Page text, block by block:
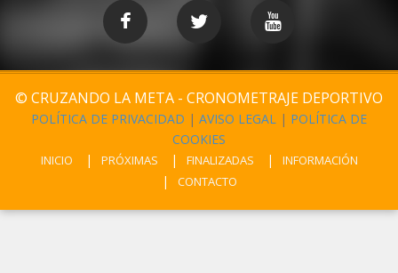
© CRUZANDO LA META - CRONOMETRAJE DEPORTIVO
POLÍTICA DE PRIVACIDAD | AVISO LEGAL | POLÍTICA DE
COOKIES
INICIO PRÓXIMAS FINALIZADAS
INFORMACIÓN
CONTACTO